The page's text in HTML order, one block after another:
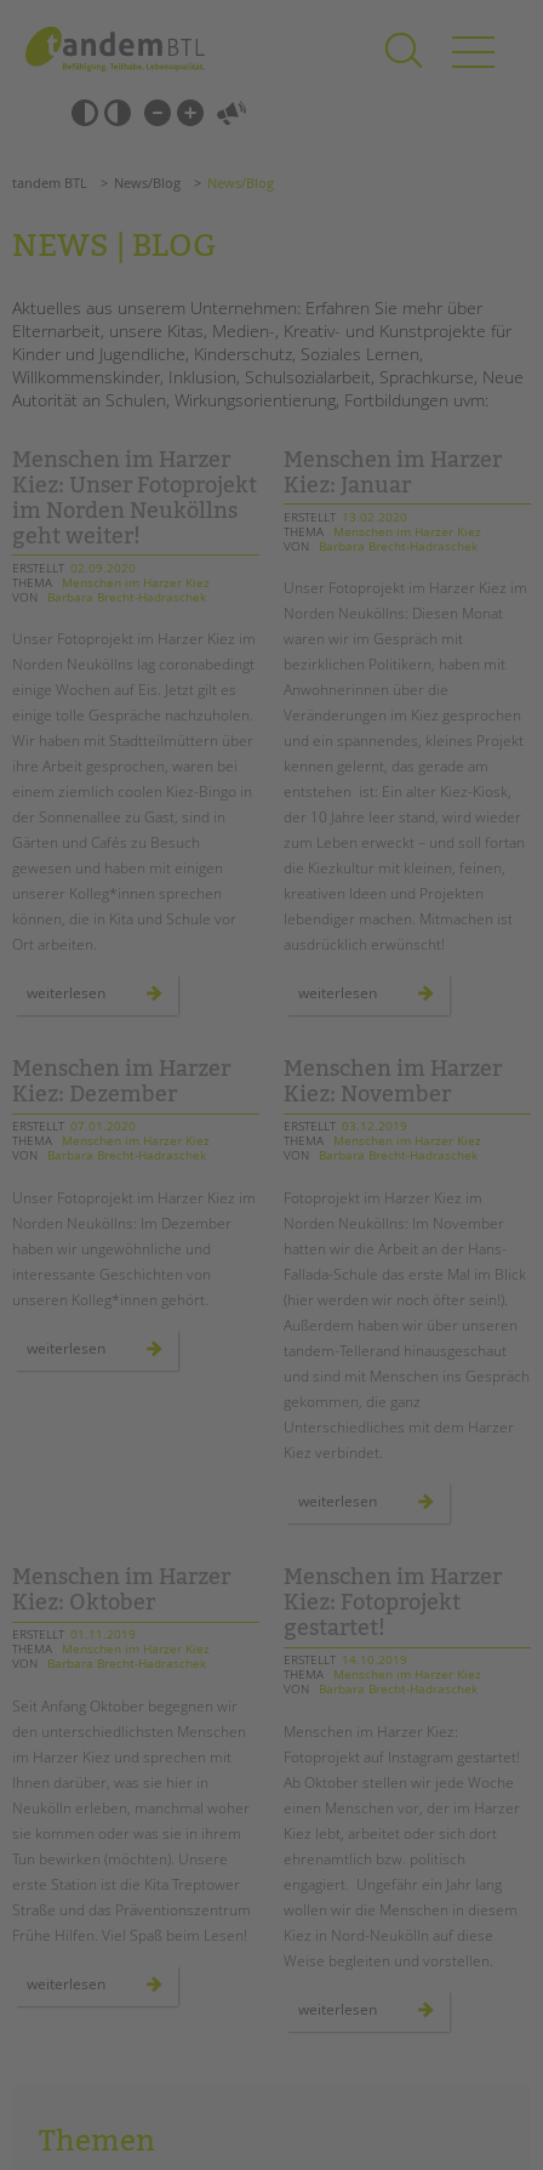
springen
Barrierefrei-
Einstellungen
überspringen
überspringen
SCHULE & GANZTAG
Grundschulen
Oberschulen
Förderzentren
Kollegs
Schulbezogene Sozialarbeit
Tagesgruppen
HILFEN ZUR ERZIEHUNG
EINGLIEDERUNGSHILFE
BETREUTES WOHNEN
TANDEM BTL AKADEMIE
Zertfikatskurse
Seminarkalender
Seminarräume
STADTTEILARBEIT
PROFIL | LEITBILD
Bereiche im Überblick
Unsere Videos
schoolcoach BTL
tandem international
KARRIERE
tandem als Arbeitgeberin
NEWS/BLOG
unkuerzbar
Intranet
tandem BTL News/Blog News/Blog
NEWS | BLOG
Aktuelles aus unserem Unternehmen: Erfahren Sie mehr über
Elternarbeit, unsere Kitas, Medien-, Kreativ- und Kunstprojekte für
Kinder und Jugendliche, Kinderschutz, Soziales Lernen,
Willkommenskinder, Inklusion, Schulsozialarbeit, Sprachkurse, Neue
Autorität an Schulen, Wirkungsorientierung, Fortbildungen uvm:
Menschen im Harzer
Kiez: Unser Fotoprojekt
im Norden Neuköllns
geht weiter!
ERSTELLT 02.09.2020
THEMA
Menschen im Harzer Kiez
VON
Barbara Brecht-Hadraschek
Unser Fotoprojekt im Harzer Kiez im
Norden Neuköllns lag coronabedingt
einige Wochen auf Eis. Jetzt gilt es
einige tolle Gespräche nachzuholen.
Wir haben mit Stadtteilmüttern über
ihre Arbeit gesprochen, waren bei
einem ziemlich coolen Kiez-Bingo in
der Sonnenallee zu Gast, sind in
Gärten und Cafés zu Besuch
gewesen und haben mit einigen
unserer Kolleg*innen sprechen
können, die in Kita und Schule vor
Ort arbeiten.
weiterlesen menschen
fotoprojekt
im
norden
neuköllns
geht
weiter!
Menschen im Harzer
Kiez: Januar
ERSTELLT 13.02.2020
THEMA
Menschen im Harzer Kiez
VON
Barbara Brecht-Hadraschek
Unser Fotoprojekt im Harzer Kiez im
Norden Neuköllns: Diesen Monat
waren wir im Gespräch mit
bezirklichen Politikern, haben mit
Anwohnerinnen über die
Veränderungen im Kiez gesprochen
und ein spannendes, kleines Projekt
kennen gelernt, das gerade am
entstehen ist: Ein alter Kiez-Kiosk,
der 10 Jahre leer stand, wird wieder
zum Leben erweckt – und soll fortan
die Kiezkultur mit kleinen, feinen,
kreativen Ideen und Projekten
lebendiger machen. Mitmachen ist
ausdrücklich erwünscht!
weiterlesen menschen
Menschen im Harzer
Kiez: Dezember
ERSTELLT 07.01.2020
THEMA
Menschen im Harzer Kiez
VON
Barbara Brecht-Hadraschek
Unser Fotoprojekt im Harzer Kiez im
Norden Neuköllns: Im Dezember
haben wir ungewöhnliche und
interessante Geschichten von
unseren Kolleg*innen gehört.
weiterlesen menschen
Menschen im Harzer
Kiez: November
ERSTELLT 03.12.2019
THEMA
Menschen im Harzer Kiez
VON
Barbara Brecht-Hadraschek
Fotoprojekt im Harzer Kiez im
Norden Neuköllns: Im November
hatten wir die Arbeit an der Hans-
Fallada-Schule das erste Mal im Blick
(hier werden wir noch öfter sein!).
Außerdem haben wir über unseren
tandem-Tellerand hinausgeschaut
und sind mit Menschen ins Gespräch
gekommen, die ganz
Unterschiedliches mit dem Harzer
Kiez verbindet.
weiterlesen menschen
Menschen im Harzer
Kiez: Oktober
ERSTELLT 01.11.2019
THEMA
Menschen im Harzer Kiez
VON
Barbara Brecht-Hadraschek
Seit Anfang Oktober begegnen wir
den unterschiedlichsten Menschen
im Harzer Kiez und sprechen mit
Ihnen darüber, was sie hier in
Neukölln erleben, manchmal woher
sie kommen oder was sie in ihrem
Tun bewirken (möchten). Unsere
erste Station ist die Kita Treptower
Straße und das Präventionszentrum
Frühe Hilfen. Viel Spaß beim Lesen!
weiterlesen menschen
Menschen im Harzer
Kiez: Fotoprojekt
gestartet!
ERSTELLT 14.10.2019
THEMA
Menschen im Harzer Kiez
VON
Barbara Brecht-Hadraschek
Menschen im Harzer Kiez:
Fotoprojekt auf Instagram gestartet!
Ab Oktober stellen wir jede Woche
einen Menschen vor, der im Harzer
Kiez lebt, arbeitet oder sich dort
ehrenamtlich bzw. politisch
engagiert. Ungefähr ein Jahr lang
wollen wir die Menschen in diesem
Kiez in Nord-Neukölln auf diese
Weise begleiten und vorstellen.
weiterlesen menschen
Themen